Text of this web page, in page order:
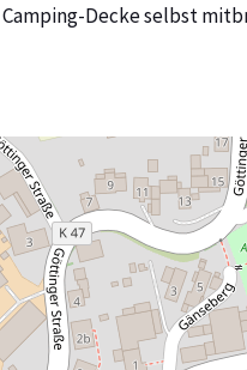
Decke selbst